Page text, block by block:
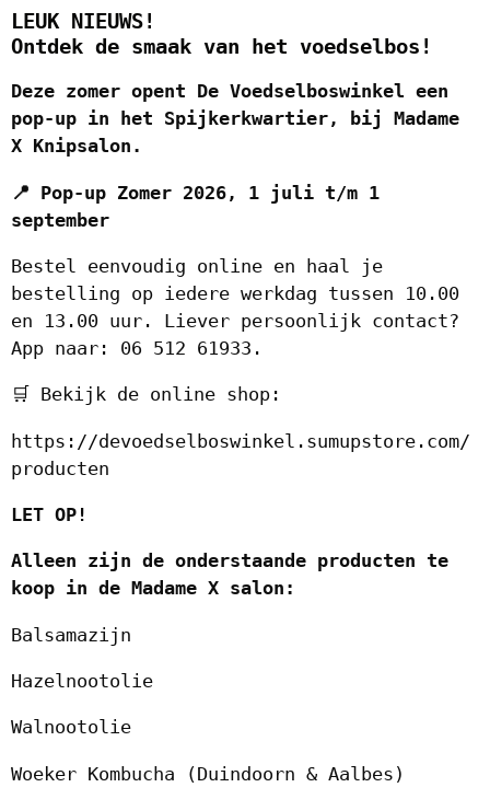
LEUK NIEUWS!
Ontdek de smaak van het voedselbos!
Deze zomer opent De Voedselboswinkel een
pop-up in het Spijkerkwartier, bij Madame
X Knipsalon.
📍 Pop-up Zomer 2026, 1 juli t/m 1
september
Bestel eenvoudig online en haal je
bestelling op iedere werkdag tussen 10.00
en 13.00 uur. Liever persoonlijk contact?
App naar: 06 512 61933.
🛒 Bekijk de online shop:
https://devoedselboswinkel.sumupstore.com/
producten
LET OP!
Alleen zijn de onderstaande producten te
koop in de Madame X salon:
Balsamazijn
Hazelnootolie
Walnootolie
Woeker Kombucha (Duindoorn & Aalbes)